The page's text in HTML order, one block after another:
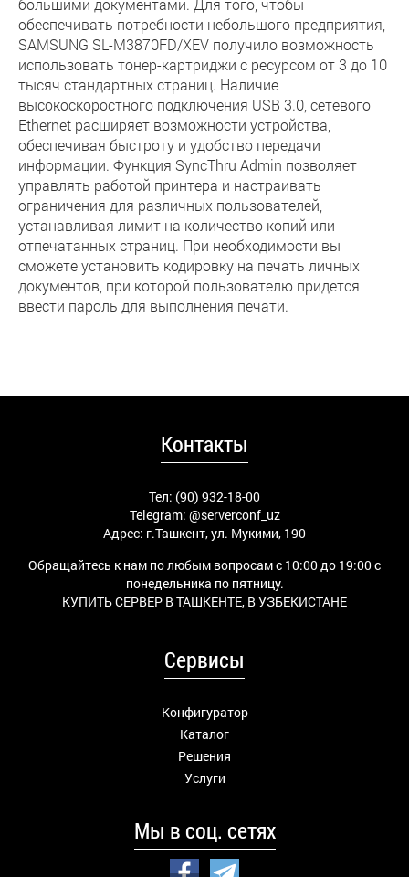
большими документами. Для того, чтобы
обеспечивать потребности небольшого предприятия,
SAMSUNG SL-M3870FD/XEV получило возможность
использовать тонер-картриджи с ресурсом от 3 до 10
тысяч стандартных страниц. Наличие
высокоскоростного подключения USB 3.0, сетевого
Ethernet расширяет возможности устройства,
обеспечивая быстроту и удобство передачи
информации. Функция SyncThru Admin позволяет
управлять работой принтера и настраивать
ограничения для различных пользователей,
устанавливая лимит на количество копий или
отпечатанных страниц. При необходимости вы
сможете установить кодировку на печать личных
документов, при которой пользователю придется
ввести пароль для выполнения печати.
Контакты
Тел: (90) 932-18-00
Telegram: @serverconf_uz
Адрес: г.Ташкент, ул. Мукими, 190
Обращайтесь к нам по любым вопросам с 10:00 до 19:00 с
понедельника по пятницу.
КУПИТЬ СЕРВЕР В ТАШКЕНТЕ, В УЗБЕКИСТАНЕ
Сервисы
Конфигуратор
Каталог
Решения
Услуги
Мы в соц. сетях